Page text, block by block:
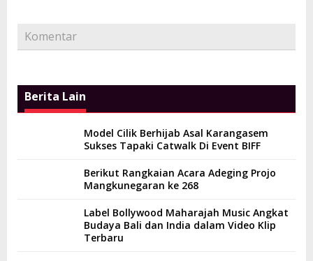
Komentar
Berita Lain
Model Cilik Berhijab Asal Karangasem
Sukses Tapaki Catwalk Di Event BIFF
Berikut Rangkaian Acara Adeging Projo
Mangkunegaran ke 268
Label Bollywood Maharajah Music Angkat
Budaya Bali dan India dalam Video Klip
Terbaru